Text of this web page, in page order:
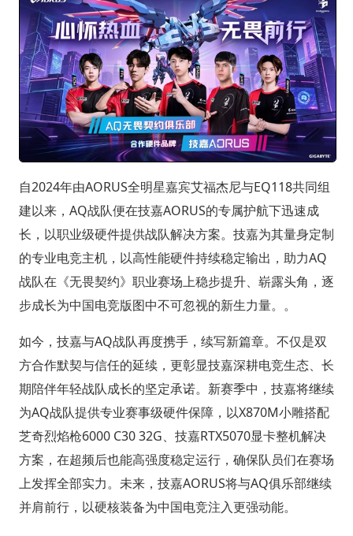
自2024年由AORUS全明星嘉宾艾福杰尼与EQ118共同组
建以来，AQ战队便在技嘉AORUS的专属护航下迅速成
长，以职业级硬件提供战队解决方案。技嘉为其量身定制
的专业电竞主机，以高性能硬件持续稳定输出，助力AQ
战队在《无畏契约》职业赛场上稳步提升、崭露头角，逐
步成长为中国电竞版图中不可忽视的新生力量。。
如今，技嘉与AQ战队再度携手，续写新篇章。不仅是双
方合作默契与信任的延续，更彰显技嘉深耕电竞生态、长
期陪伴年轻战队成长的坚定承诺。新赛季中，技嘉将继续
为AQ战队提供专业赛事级硬件保障，以X870M小雕搭配
芝奇烈焰枪6000 C30 32G、技嘉RTX5070显卡整机解决
方案，在超频后也能高强度稳定运行，确保队员们在赛场
上发挥全部实力。未来，技嘉AORUS将与AQ俱乐部继续
并肩前行，以硬核装备为中国电竞注入更强动能。